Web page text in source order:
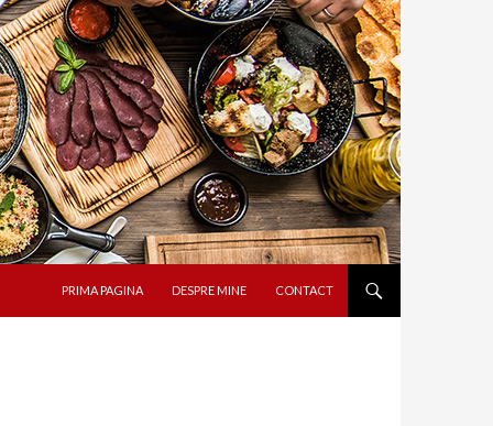
PRIMA PAGINA
DESPRE MINE CONTACT